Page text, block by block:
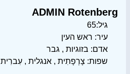
ADMIN Rotenberg
גיל:65
עיר: ראש העין
אדם: בזוגיות , גבר
שפות: צָרְפָתִית , אנגלית , עִברִית